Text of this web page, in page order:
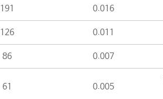
191 0.016
126 0.011
86 0.007
61 0.005